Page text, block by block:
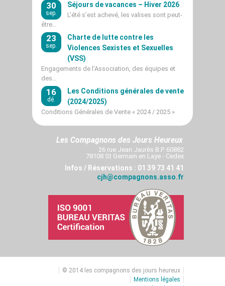
30
sep.
Séjours de vacances – Hiver 2026
L’été s’est achevé, les valises sont peut-
être…
23
sep.
Charte de lutte contre les
Violences Sexistes et Sexuelles
(VSS)
Engagements de l’Association, des équipes et
des…
16
dé.
Les Conditions générales de vente
(2024/2025)
Conditions Générales de Vente « 2024 / 2025 »
Les Compagnons des Jours Heureux
26 rue Jean Jaurès B.P. 60882
78108 St Germain en Laye - Cedex
Infos / Réservations : 01 39 73 41 41
cjh@compagnons.asso.fr
© 2014 les compagnons des jours heureux
Mentions légales